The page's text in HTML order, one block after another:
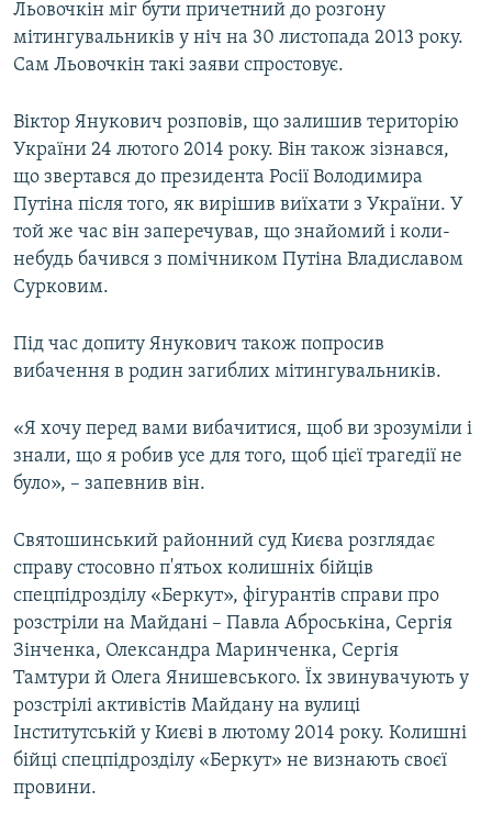
Льовочкін міг бути причетний до розгону
мітингувальників у ніч на 30 листопада 2013 року.
Сам Льовочкін такі заяви спростовує.
Віктор Янукович розповів, що залишив територію
України 24 лютого 2014 року. Він також зізнався,
що звертався до президента Росії Володимира
Путіна після того, як вирішив виїхати з України. У
той же час він заперечував, що знайомий і коли-
небудь бачився з помічником Путіна Владиславом
Сурковим.
Під час допиту Янукович також попросив
вибачення в родин загиблих мітингувальників.
«Я хочу перед вами вибачитися, щоб ви зрозуміли і
знали, що я робив усе для того, щоб цієї трагедії не
було», – запевнив він.
Святошинський районний суд Києва розглядає
справу стосовно п'ятьох колишніх бійців
спецпідрозділу «Беркут», фігурантів справи про
розстріли на Майдані – Павла Аброськіна, Сергія
Зінченка, Олександра Маринченка, Сергія
Тамтури й Олега Янишевського. Їх звинувачують у
розстрілі активістів Майдану на вулиці
Інститутській у Києві в лютому 2014 року. Колишні
бійці спецпідрозділу «Беркут» не визнають своєї
провини.